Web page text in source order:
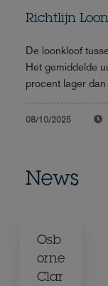
Richtlijn
De loonkloof
Het gemiddelde
procent lager
08/10/2025
News
Osb
orne
Clar